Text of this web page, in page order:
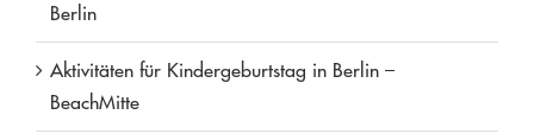
Berlin
Aktivitäten für Kindergeburtstag in Berlin –
BeachMitte